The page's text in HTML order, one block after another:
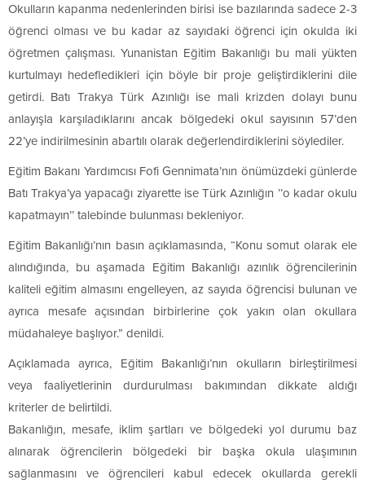
Okulların kapanma nedenlerinden birisi ise bazılarında sadece 2-3
öğrenci olması ve bu kadar az sayıdaki öğrenci için okulda iki
öğretmen çalışması. Yunanistan Eğitim Bakanlığı bu mali yükten
kurtulmayı hedefledikleri için böyle bir proje geliştirdiklerini dile
getirdi. Batı Trakya Türk Azınlığı ise mali krizden dolayı bunu
anlayışla karşıladıklarını ancak bölgedeki okul sayısının 57’den
22’ye indirilmesinin abartılı olarak değerlendirdiklerini söylediler.
Eğitim Bakanı Yardımcısı Fofi Gennimata’nın önümüzdeki günlerde
Batı Trakya’ya yapacağı ziyarette ise Türk Azınlığın ’’o kadar okulu
kapatmayın’’ talebinde bulunması bekleniyor.
Eğitim Bakanlığı’nın basın açıklamasında, “Konu somut olarak ele
alındığında, bu aşamada Eğitim Bakanlığı azınlık öğrencilerinin
kaliteli eğitim almasını engelleyen, az sayıda öğrencisi bulunan ve
ayrıca mesafe açısından birbirlerine çok yakın olan okullara
müdahaleye başlıyor.” denildi.
Açıklamada ayrıca, Eğitim Bakanlığı’nın okulların birleştirilmesi
veya faaliyetlerinin durdurulması bakımından dikkate aldığı
kriterler de belirtildi.
Bakanlığın, mesafe, iklim şartları ve bölgedeki yol durumu baz
alınarak öğrencilerin bölgedeki bir başka okula ulaşımının
sağlanmasını ve öğrencileri kabul edecek okullarda gerekli